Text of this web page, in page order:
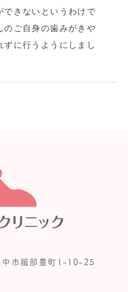
できないというわけで
のご自身の歯みがきや
に行うようにしまし
中市服部豊町1-10-25